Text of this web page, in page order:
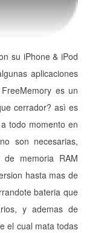
su iPhone & iPod
aplicaciones
es un
cerrador? asì es
todo momento en
son necesarias,
de memoria RAM
hasta mas de
bateria que
y ademas de
el cual mata todas